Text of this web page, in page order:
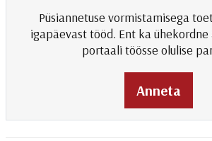
Püsiannetuse vormistamisega
igapäevast tööd. Ent ka
portaali töösse olulise
Anneta